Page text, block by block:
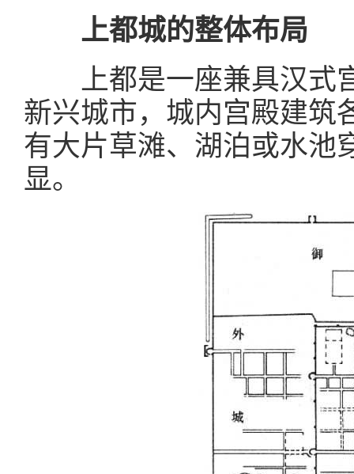
上都城的整体布局
上都是一座兼具汉式
新兴城市，城内宫殿建筑
有大片草滩、湖泊或水池
显。